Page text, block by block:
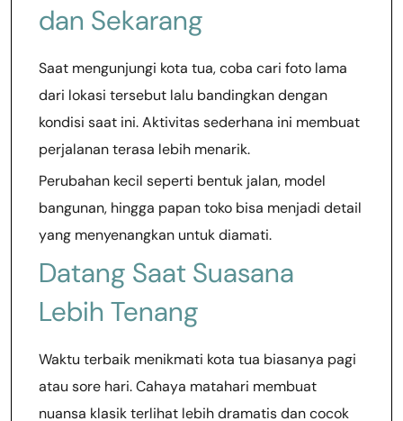
dan Sekarang
Saat mengunjungi kota tua, coba cari foto lama
dari lokasi tersebut lalu bandingkan dengan
kondisi saat ini. Aktivitas sederhana ini membuat
perjalanan terasa lebih menarik.
Perubahan kecil seperti bentuk jalan, model
bangunan, hingga papan toko bisa menjadi detail
yang menyenangkan untuk diamati.
Datang Saat Suasana
Lebih Tenang
Waktu terbaik menikmati kota tua biasanya pagi
atau sore hari. Cahaya matahari membuat
nuansa klasik terlihat lebih dramatis dan cocok